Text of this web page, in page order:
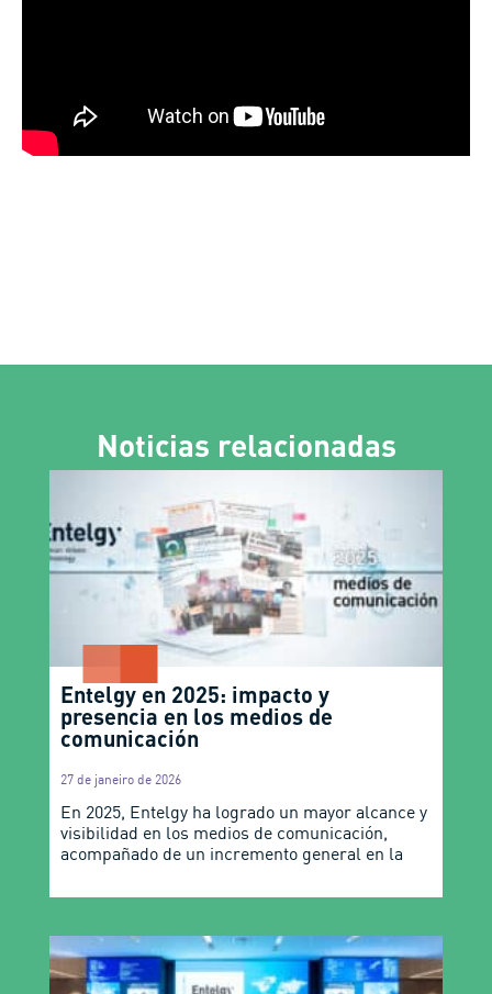
Noticias relacionadas
Entelgy en 2025: impacto y
presencia en los medios de
comunicación
27 de janeiro de 2026
En 2025, Entelgy ha logrado un mayor alcance y
visibilidad en los medios de comunicación,
acompañado de un incremento general en la